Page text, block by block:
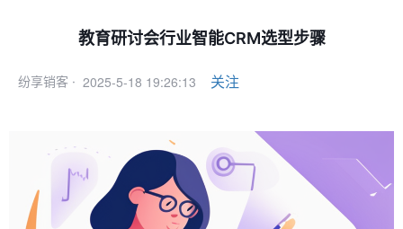
教育研讨会行业智能CRM选型步骤
纷享销客 · 2025-5-18 19:26:13 关注